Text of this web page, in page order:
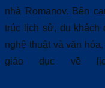
nhà Romanov. Bên
trúc lịch sử, du khách
nghệ thuật và văn
giáo dục về